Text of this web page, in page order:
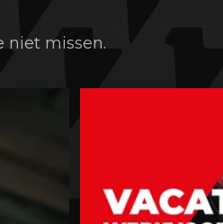
niet missen.